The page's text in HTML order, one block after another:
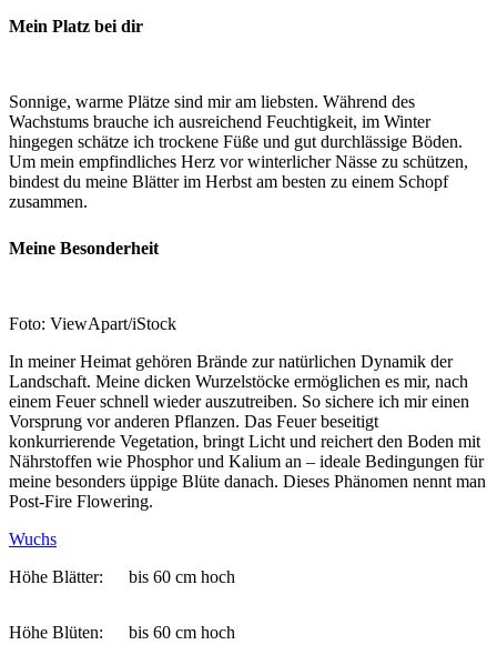
Mein Platz bei dir
Sonnige, warme Plätze sind mir am liebsten. Während des
Wachstums brauche ich ausreichend Feuchtigkeit, im Winter
hingegen schätze ich trockene Füße und gut durchlässige Böden.
Um mein empfindliches Herz vor winterlicher Nässe zu schützen,
bindest du meine Blätter im Herbst am besten zu einem Schopf
zusammen.
Meine Besonderheit
Foto: ViewApart/iStock
In meiner Heimat gehören Brände zur natürlichen Dynamik der
Landschaft. Meine dicken Wurzelstöcke ermöglichen es mir, nach
einem Feuer schnell wieder auszutreiben. So sichere ich mir einen
Vorsprung vor anderen Pflanzen. Das Feuer beseitigt
konkurrierende Vegetation, bringt Licht und reichert den Boden mit
Nährstoffen wie Phosphor und Kalium an – ideale Bedingungen für
meine besonders üppige Blüte danach. Dieses Phänomen nennt man
Post-Fire Flowering.
Wuchs
Höhe Blätter:
bis 60 cm hoch
Höhe Blüten: bis 60 cm hoch